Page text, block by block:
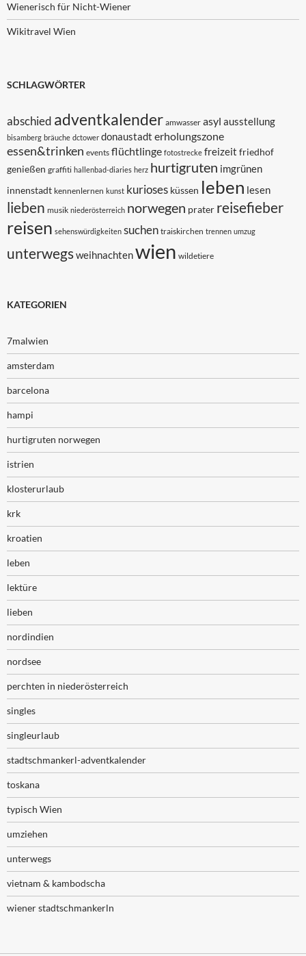
Wienerisch für Nicht-Wiener
Wikitravel Wien
SCHLAGWÖRTER
abschied adventkalender amwasser asyl ausstellung
bisamberg bräuche dctower donaustadt erholungszone
essen&trinken events flüchtlinge fotostrecke freizeit friedhof
genießen graffiti hallenbad-diaries herz hurtigruten imgrünen
innenstadt kennenlernen kunst kurioses küssen leben lesen
lieben musik niederösterreich norwegen prater reisefieber
reisen sehenswürdigkeiten suchen traiskirchen trennen umzug
unterwegsweihnachtenwien wildetiere
KATEGORIEN
7malwien
amsterdam
barcelona
hampi
hurtigruten norwegen
istrien
klosterurlaub
krk
kroatien
leben
lektüre
lieben
nordindien
nordsee
perchten in niederösterreich
singles
singleurlaub
stadtschmankerl-adventkalender
toskana
typisch Wien
umziehen
unterwegs
vietnam & kambodscha
wiener stadtschmankerln